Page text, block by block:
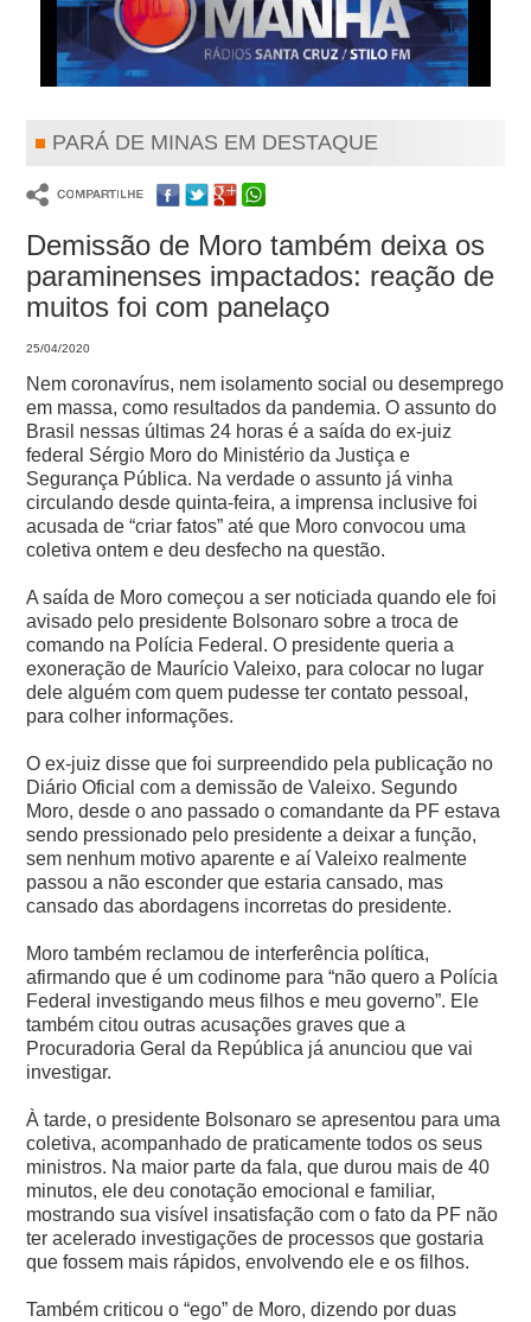
PARÁ DE MINAS EM DESTAQUE
Demissão de Moro também deixa os
paraminenses impactados: reação de
muitos foi com panelaço
25/04/2020
Nem coronavírus, nem isolamento social ou desemprego
em massa, como resultados da pandemia. O assunto do
Brasil nessas últimas 24 horas é a saída do ex-juiz
federal Sérgio Moro do Ministério da Justiça e
Segurança Pública. Na verdade o assunto já vinha
circulando desde quinta-feira, a imprensa inclusive foi
acusada de “criar fatos” até que Moro convocou uma
coletiva ontem e deu desfecho na questão.
A saída de Moro começou a ser noticiada quando ele foi
avisado pelo presidente Bolsonaro sobre a troca de
comando na Polícia Federal. O presidente queria a
exoneração de Maurício Valeixo, para colocar no lugar
dele alguém com quem pudesse ter contato pessoal,
para colher informações.
O ex-juiz disse que foi surpreendido pela publicação no
Diário Oficial com a demissão de Valeixo. Segundo
Moro, desde o ano passado o comandante da PF estava
sendo pressionado pelo presidente a deixar a função,
sem nenhum motivo aparente e aí Valeixo realmente
passou a não esconder que estaria cansado, mas
cansado das abordagens incorretas do presidente.
Moro também reclamou de interferência política,
afirmando que é um codinome para “não quero a Polícia
Federal investigando meus filhos e meu governo”. Ele
também citou outras acusações graves que a
Procuradoria Geral da República já anunciou que vai
investigar.
À tarde, o presidente Bolsonaro se apresentou para uma
coletiva, acompanhado de praticamente todos os seus
ministros. Na maior parte da fala, que durou mais de 40
minutos, ele deu conotação emocional e familiar,
mostrando sua visível insatisfação com o fato da PF não
ter acelerado investigações de processos que gostaria
que fossem mais rápidos, envolvendo ele e os filhos.
Também criticou o “ego” de Moro, dizendo por duas